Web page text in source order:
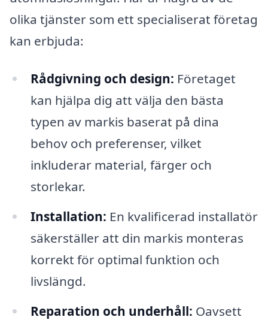
olika tjänster som ett specialiserat företag
kan erbjuda:
Rådgivning och design: Företaget
kan hjälpa dig att välja den bästa
typen av markis baserat på dina
behov och preferenser, vilket
inkluderar material, färger och
storlekar.
Installation: En kvalificerad installatör
säkerställer att din markis monteras
korrekt för optimal funktion och
livslängd.
Reparation och underhåll: Oavsett